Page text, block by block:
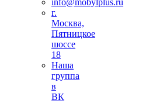
info@mobylplus.ru
г.
Москва,
Пятницкое
шоссе
18
Наша
группа
в
ВК